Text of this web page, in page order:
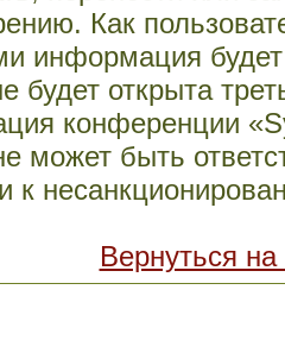
Как
информация
будет открыта
конференции
может быть
к
Вернуться